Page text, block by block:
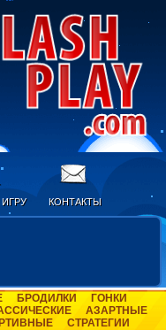
КОНТАКТЫ
БРОДИЛКИ
ГОНКИ
АЗАРТНЫЕ
СТРАТЕГИИ